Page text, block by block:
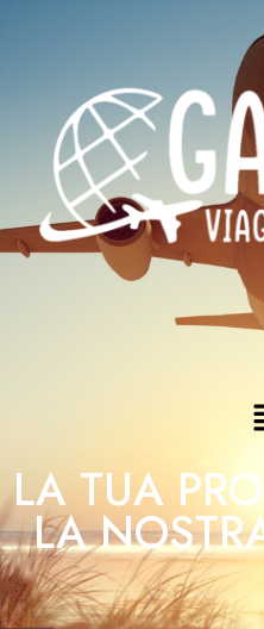
LA TUA
LA